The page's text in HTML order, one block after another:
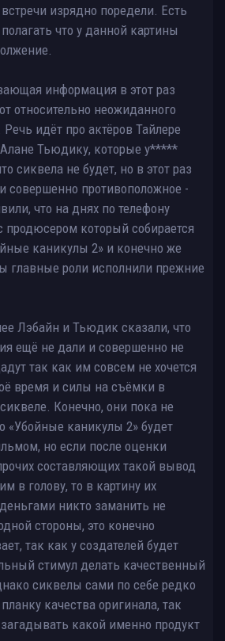
встречи изрядно поредели. Есть
что у данной картины
информация в этот раз
относительно неожиданного
Речь идёт про актёров Тайлере
Тьюдику, которые у*****
сиквела не будет, но в этот раз
совершенно противоположное -
что на днях по телефону
продюсером который собирается
каникулы 2» и конечно же
главные роли исполнили прежние
Лэбайн и Тьюдик сказали, что
ещё не дали и совершенно не
так как им совсем не хочется
время и силы на съёмки в
Конечно, они пока не
«Убойные каникулы 2» будет
но если после оценки
составляющих такой вывод
в голову, то в картину их
никто заманить не
стороны, это конечно
так как у создателей будет
стимул делать качественный
сиквелы сами по себе редко
качества оригинала, так
какой именно продукт